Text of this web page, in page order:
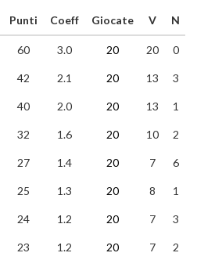
Punti Coeff Giocate V N
60 3.0 20 20 0
42 2.1 20 13 3
40 2.0 20 13 1
32 1.6 20 10 2
27 1.4 20 7 6
25 1.3 20 8 1
24 1.2 20 7 3
23 1.2 20 7 2